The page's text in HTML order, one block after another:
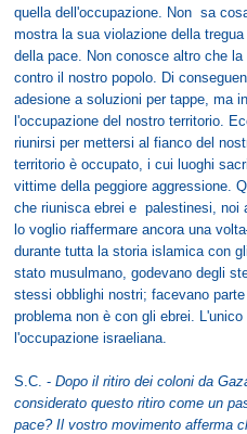
quella dell'occupazione. Non sa
mostra la sua violazione della
della pace. Non conosce altro che
contro il nostro popolo. Di
adesione a soluzioni per tappe, ma
l'occupazione del nostro territorio.
riunirsi per mettersi al fianco del
territorio è occupato, i cui luoghi
vittime della peggiore aggressione.
che riunisca ebrei e palestinesi,
lo voglio riaffermare ancora una
durante tutta la storia islamica con
stato musulmano, godevano degli
stessi obblighi nostri; facevano
problema non è con gli ebrei.
l'occupazione israeliana.
S.C. -Dopo il ritiro dei coloni da
considerato questo ritiro come un
pace? Il vostro movimento afferma